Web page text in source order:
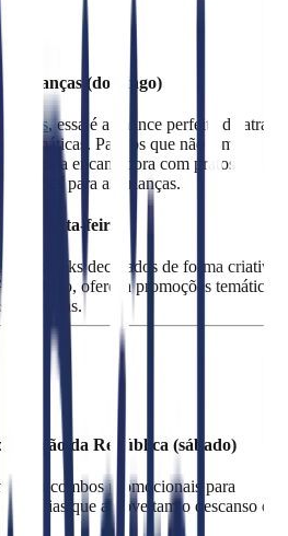
Crianças (domingo)
Kids, essa é a chance perfeita de atrair
temáticas. Para os que não têm,
encantadora com pratos
brindes para as crianças.
(sexta-feira)
e drinks decorados de forma criativa
disso, ofereça promoções temáticas
divertidas.
da República (sábado)
ou combos promocionais para
famílias que aproveitam o descanso do